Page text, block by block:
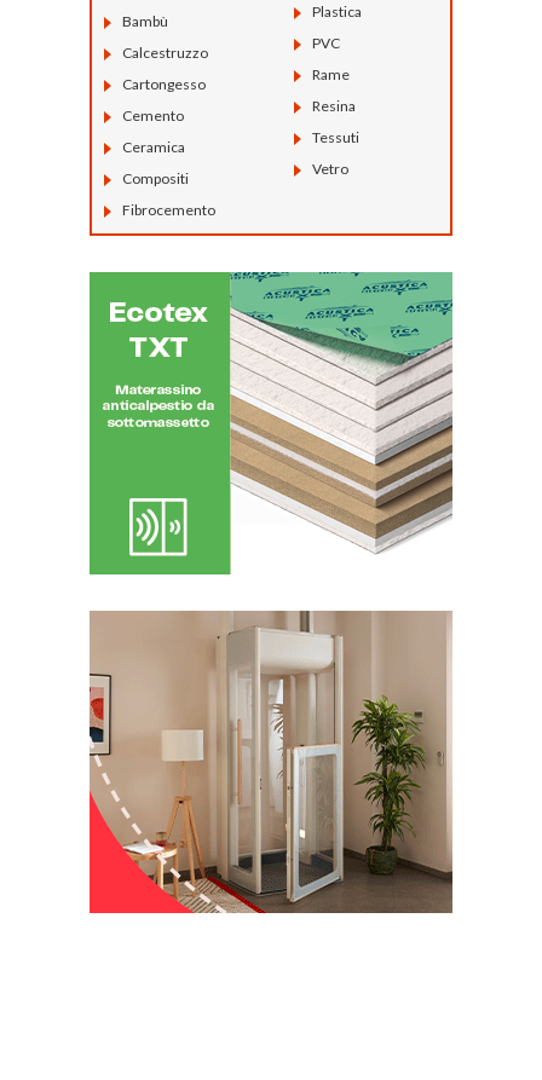
Bambù
Calcestruzzo
Cartongesso
Cemento
Ceramica
Compositi
Fibrocemento
Plastica
PVC
Rame
Resina
Tessuti
Vetro